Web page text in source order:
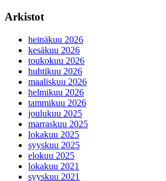
Arkistot
heinäkuu 2026
kesäkuu 2026
toukokuu 2026
huhtikuu 2026
maaliskuu 2026
helmikuu 2026
tammikuu 2026
joulukuu 2025
marraskuu 2025
lokakuu 2025
syyskuu 2025
elokuu 2025
lokakuu 2021
syyskuu 2021